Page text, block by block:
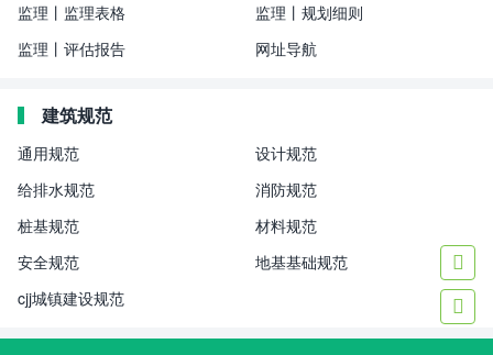
监理丨监理表格
监理丨规划细则
监理丨评估报告
网址导航
建筑规范
通用规范
设计规范
给排水规范
消防规范
桩基规范
材料规范
安全规范
地基基础规范
cjj城镇建设规范

